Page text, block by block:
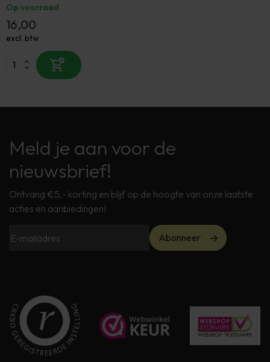
Op voorraad
16,00
excl. btw
Meld je aan voor de
nieuwsbrief!
Ontvang €5,- korting en blijf op de hoogte van onze laatste
acties en aanbiedingen!
Abonneer